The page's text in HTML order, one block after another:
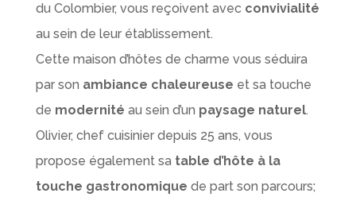
du Colombier, vous reçoivent avec convivialité
au sein de leur établissement.
Cette maison d’hôtes de charme vous séduira
par son ambiance chaleureuse et sa touche
de modernité au sein d’un paysage naturel.
Olivier, chef cuisinier depuis 25 ans, vous
propose également sa table d’hôte à la
touche gastronomique de part son parcours;